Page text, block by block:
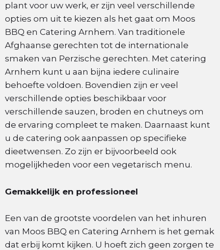
plant voor uw werk, er zijn veel verschillende
opties om uit te kiezen als het gaat om Moos
BBQ en Catering Arnhem. Van traditionele
Afghaanse gerechten tot de internationale
smaken van Perzische gerechten. Met catering
Arnhem kunt u aan bijna iedere culinaire
behoefte voldoen. Bovendien zijn er veel
verschillende opties beschikbaar voor
verschillende sauzen, broden en chutneys om
de ervaring compleet te maken. Daarnaast kunt
u de catering ook aanpassen op specifieke
dieetwensen. Zo zijn er bijvoorbeeld ook
mogelijkheden voor een vegetarisch menu.
Gemakkelijk en professioneel
Een van de grootste voordelen van het inhuren
van Moos BBQ en Catering Arnhem is het gemak
dat erbij komt kijken. U hoeft zich geen zorgen te